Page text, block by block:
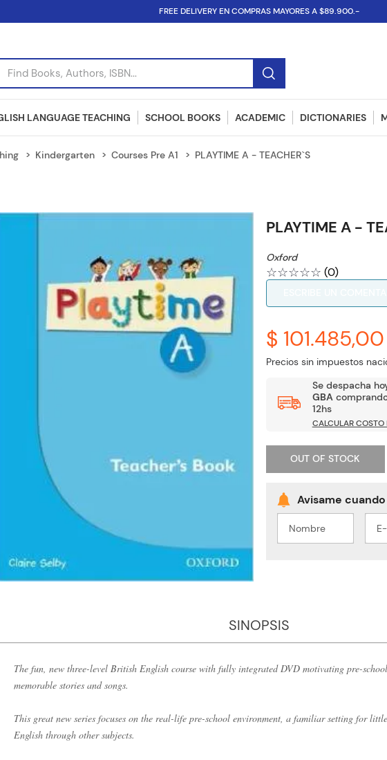
FREE DELIVERY EN COMPRAS MAYORES A $89.900.-
Books, Authors, ISBN...
LANGUAGE TEACHING SCHOOL BOOKS ACADEMIC DICTIONARIES
Kindergarten Courses Pre A1 PLAYTIME A - TEACHER`S
PLAYTIME A -
Oxford
☆☆☆☆☆ (0)
$ 101.485,00
Precios sin impuestos
Se despacha
GBA
12hs
CALCULAR COSTO
OUT OF STOCK
SINOPSIS
The fun, new three-level British English course with fully integrated DVD motivating pre-
memorable stories and songs.
This great new series focuses on the real-life pre-school environment, a familiar setting for
English through other subjects.